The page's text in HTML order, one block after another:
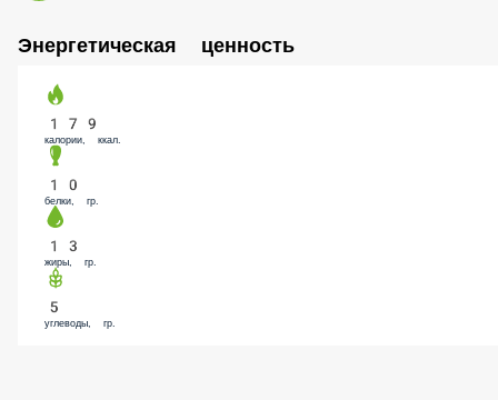
Энергетическая ценность
179
калории, ккал.
10
белки, гр.
13
жиры, гр.
5